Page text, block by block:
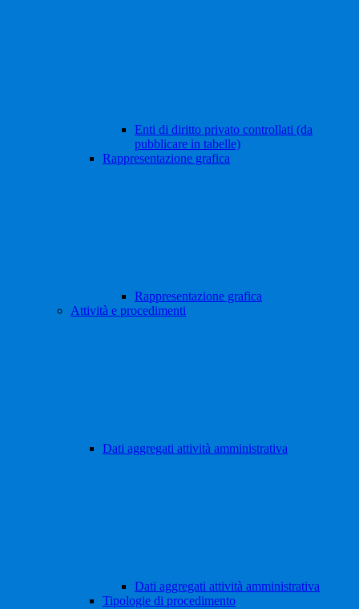
Enti di diritto privato controllati (da
pubblicare in tabelle)
Rappresentazione grafica
Rappresentazione grafica
Attività e procedimenti
Dati aggregati attività amministrativa
Dati aggregati attività amministrativa
Tipologie di procedimento